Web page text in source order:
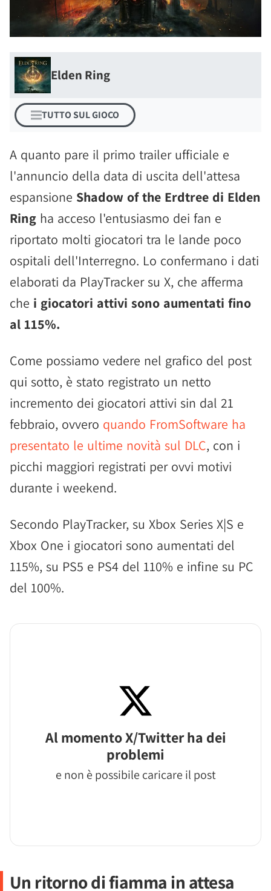
Elden Ring
TUTTO SUL GIOCO
A quanto pare il primo trailer ufficiale e
l'annuncio della data di uscita dell'attesa
espansione Shadow of the Erdtree di Elden
Ring ha acceso l'entusiasmo dei fan e
riportato molti giocatori tra le lande poco
ospitali dell'Interregno. Lo confermano i dati
elaborati da PlayTracker su X, che afferma
che i giocatori attivi sono aumentati fino
al 115%.
Come possiamo vedere nel grafico del post
qui sotto, è stato registrato un netto
incremento dei giocatori attivi sin dal 21
febbraio, ovvero quando FromSoftware ha
presentato le ultime novità sul DLC, con i
picchi maggiori registrati per ovvi motivi
durante i weekend.
Secondo PlayTracker, su Xbox Series X|S e
Xbox One i giocatori sono aumentati del
115%, su PS5 e PS4 del 110% e infine su PC
del 100%.
Al momento X/Twitter ha dei
problemi
e non è possibile caricare il post
Un ritorno di fiamma in attesa